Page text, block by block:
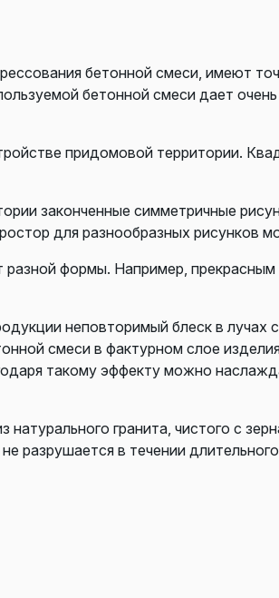
бетонной смеси, имеют
бетонной смеси дает
придомовой территории.
законченные симметричные
для разнообразных рисунков
разной формы. Например,
неповторимый блеск в лучах
смеси в фактурном слое
такому эффекту можно
гранита, чистого с
разрушается в течении